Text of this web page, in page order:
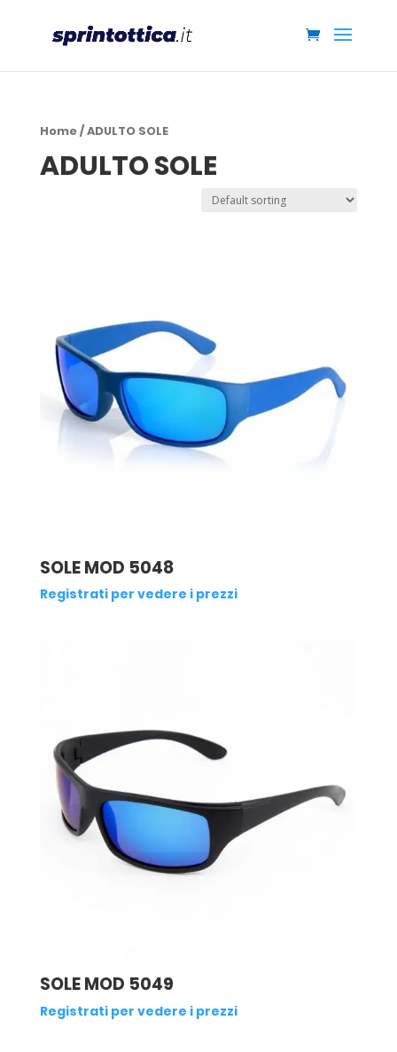
Home/ ADULTO SOLE
ADULTO SOLE
SOLE MOD 5048
Registrati per vedere i prezzi
SOLE MOD 5049
Registrati per vedere i prezzi